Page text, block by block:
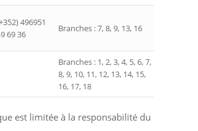
496951
69 36
Branches : 7, 8, 9, 13, 16
Branches : 1, 2, 3, 4, 5, 6, 7,
8, 9, 10, 11, 12, 13, 14, 15,
16, 17, 18
est limitée à la responsabilité du